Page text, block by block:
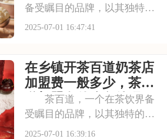
备受瞩目的品牌，以其独特的
中式茶饮风格和深厚的文化底
的装修风格和温馨的氛围让人
仿佛穿越时空，感受到浓厚的
茶文化。每一款茶饮
2025-07-01 16:47:41
在乡镇开茶百道奶茶店
加盟费一般多少，茶百
道加盟有什么条件吗
茶百道，一个在茶饮界备
受瞩目的品牌，以其独特的中
式茶饮风格和深厚的文化底
2025-07-01 16:39:16